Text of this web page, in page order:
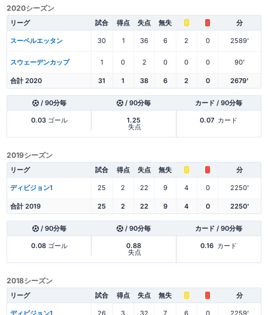
2020シーズン
リーグ 試合 得点 失点 無失 分
スーペルエッタン 30 1 36 6 2 0 2589'
スウェーデンカップ 1 0 2 0 0 0 90'
合計 2020 31 1 38 6 2 0 2679'
/ 90分毎 / 90分毎 カード / 90分毎
0.03ゴール 1.25
失点
0.07 カード
2019シーズン
リーグ 試合 得点 失点 無失 分
ディビジョン1 25 2 22 9 4 0 2250'
合計 2019 25 2 22 9 4 0 2250'
/ 90分毎 / 90分毎 カード / 90分毎
0.08ゴール 0.88
失点
0.16 カード
2018シーズン
リーグ 試合 得点 失点 無失 分
ディビジョン1 26 3 32 7 6 0 2259'